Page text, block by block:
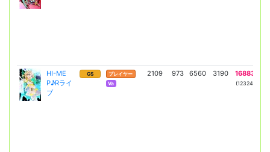
HI-ME
P♪Rライ
ブ
GS
プレイヤー
Va
2109 973 6560 3190 16883
(12324)